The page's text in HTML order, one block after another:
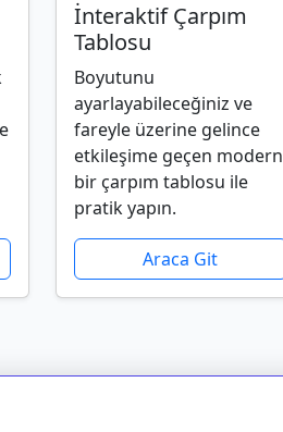
İnteraktif Çarpım
Tablosu
Boyutunu
ayarlayabileceğiniz ve
fareyle üzerine gelince
etkileşime geçen modern
bir çarpım tablosu ile
pratik yapın.
Araca Git